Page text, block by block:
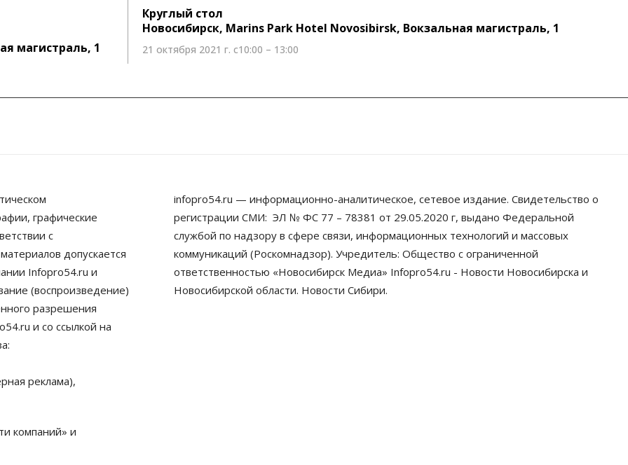
магистраль, 1
Круглый стол
Новосибирск, Marins Park Hotel Novosibirsk, Вокзальная магистраль, 1
21 октября 2021 г. с10:00 – 13:00
графические
с
допускается
Infopro54.ru и
(воспроизведение)
разрешения
и со ссылкой на
реклама),
компаний» и
infopro54.ru — информационно-аналитическое, сетевое издание. Свидетельство о
регистрации СМИ: ЭЛ № ФС 77 – 78381 от 29.05.2020 г, выдано Федеральной
службой по надзору в сфере связи, информационных технологий и массовых
коммуникаций (Роскомнадзор). Учредитель: Общество с ограниченной
ответственностью «Новосибирск Медиа» Infopro54.ru - Новости Новосибирска и
Новосибирской области. Новости Сибири.